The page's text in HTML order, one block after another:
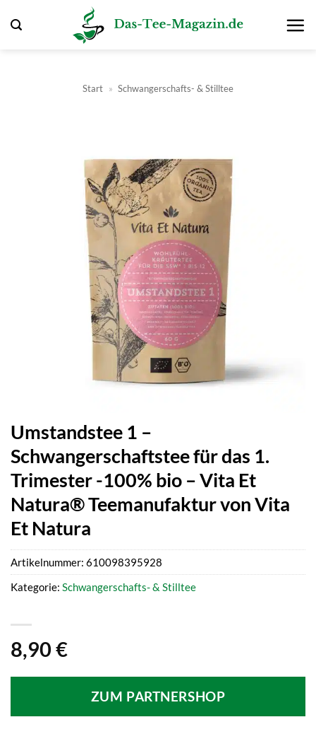
Inhalt
Start » Schwangerschafts- & Stilltee
Umstandstee 1 –
Schwangerschaftstee für das 1.
Trimester -100% bio – Vita Et
Natura® Teemanufaktur von Vita
Et Natura
8,90 €
ZUM PARTNERSHOP
Artikelnummer: 610098395928
Kategorie: Schwangerschafts- & Stilltee